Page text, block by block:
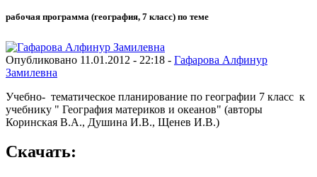
рабочая программа (география, 7 класс) по теме
Опубликовано 11.01.2012 - 22:18 - Гафарова Алфинур
Замилевна
Учебно- тематическое планирование по географии 7 класс к
учебнику " География материков и океанов" (авторы
Коринская В.А., Душина И.В., Щенев И.В.)
Скачать: